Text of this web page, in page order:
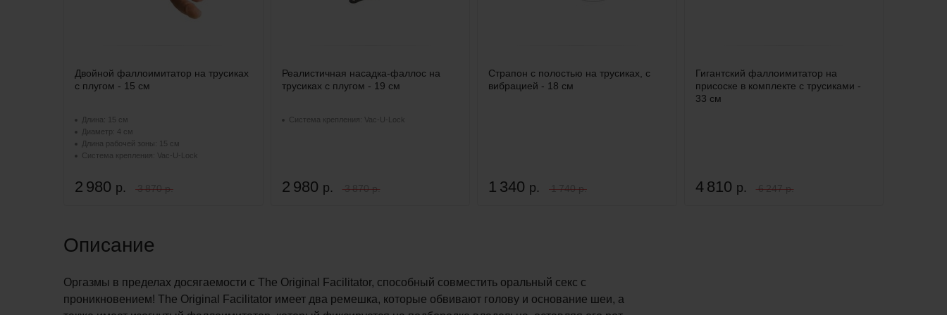
Двойной фаллоимитатор на трусиках
с плугом - 15 см
Длина: 15 см
Диаметр: 4 см
Длина рабочей зоны: 15 см
Система крепления: Vac-U-Lock
2 980 р. 3 870 р.
Реалистичная насадка-фаллос на
трусиках с плугом - 19 см
Система крепления: Vac-U-Lock
2 980 р. 3 870 р.
Страпон с полостью на трусиках, с
вибрацией - 18 см
1 340 р. 1 740 р.
Гигантский фаллоимитатор на
присоске в комплекте с трусиками -
33 см
4 810 р. 6 247 р.
Описание
Оргазмы в пределах досягаемости с The Original Facilitator, способный совместить оральный секс с
проникновением! The Original Facilitator имеет два ремешка, которые обвивают голову и основание шеи, а